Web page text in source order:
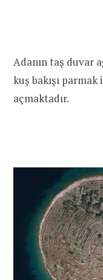
Adanın taş duvar
kuş bakışı
açmaktadır.